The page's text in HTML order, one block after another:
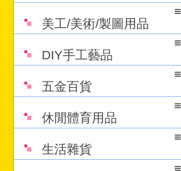
美工/美術/製圖用品
DIY手工藝品
五金百貨
休閒體育用品
生活雜貨